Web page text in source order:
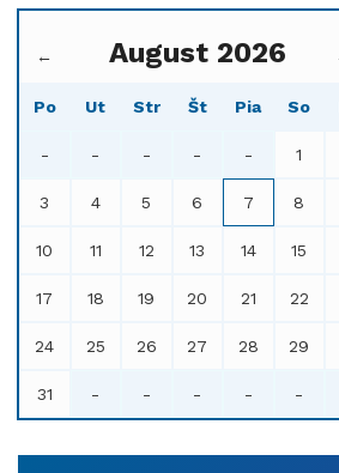
← August 2026
Po Ut Str Št Pia So
- - - - - 1
3 4 5 6 7 8
10 11 12 13 14 15
17 18 19 20 21 22
24 25 26 27 28 29
31 - - - - -